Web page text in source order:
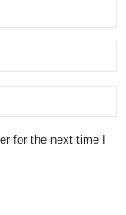
for the next time I